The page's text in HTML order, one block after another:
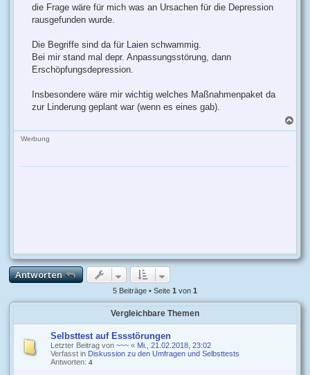
die Frage wäre für mich was an Ursachen für die Depression
rausgefunden wurde.
Die Begriffe sind da für Laien schwammig.
Bei mir stand mal depr. Anpassungsstörung, dann
Erschöpfungsdepression.
Insbesondere wäre mir wichtig welches Maßnahmenpaket da
zur Linderung geplant war (wenn es eines gab).
Werbung
Antworten
5 Beiträge • Seite 1 von 1
Vergleichbare Themen
Selbsttest auf Essstörungen
Letzter Beitrag von ~~~ « Mi., 21.02.2018, 23:02
Verfasst in Diskussion zu den Umfragen und Selbsttests
Antworten: 4